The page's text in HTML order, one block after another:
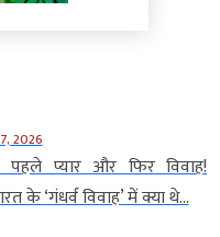
2026
पहले प्यार और फिर विवाह!
के ‘गंधर्व विवाह’ में क्या थे...